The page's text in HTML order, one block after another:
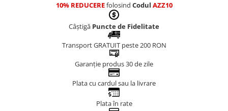
10% REDUCEREfolosind Codul AZZ10
Câștigă Puncte de Fidelitate
Transport GRATUIT peste 200 RON
Garanție produs 30 de zile
Plata cu cardul sau la livrare
Plata în rate